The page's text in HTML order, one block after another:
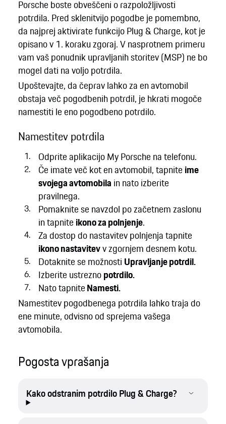
Porsche boste obveščeni o razpoložljivosti
potrdila. Pred sklenitvijo pogodbe je pomembno,
da najprej aktivirate funkcijo Plug & Charge, kot je
opisano v 1. koraku zgoraj. V nasprotnem primeru
vam vaš ponudnik upravljanih storitev (MSP) ne bo
mogel dati na voljo potrdila.
Upoštevajte, da čeprav lahko za en avtomobil
obstaja več pogodbenih potrdil, je hkrati mogoče
namestiti le eno pogodbeno potrdilo.
Namestitev potrdila
Odprite aplikacijo My Porsche na telefonu.
Če imate več kot en avtomobil, tapnite ime
svojega avtomobila in nato izberite
pravilnega.
Pomaknite se navzdol po začetnem zaslonu
in tapnite ikono za polnjenje.
Za dostop do nastavitev polnjenja tapnite
ikono nastavitevv zgornjem desnem kotu.
Dotaknite se možnosti Upravljanje potrdil.
Izberite ustreznopotrdilo.
Nato tapniteNamesti.
Namestitev pogodbenega potrdila lahko traja do
ene minute, odvisno od sprejema vašega
avtomobila.
Pogosta vprašanja
Kako odstranim potrdilo Plug & Charge?